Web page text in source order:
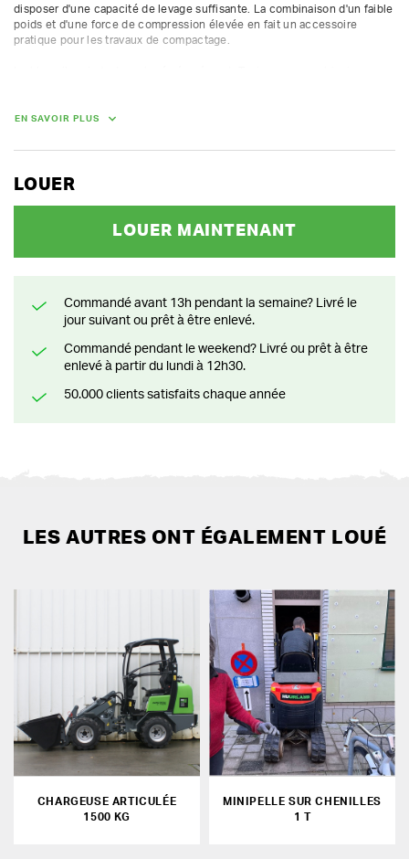
disposer d'une capacité de levage suffisante. La combinaison d'un faible
poids et d'une force de compression élevée en fait un accessoire
pratique pour les travaux de compactage.
Suspension : CW05
Poids sans plaque supérieure : 150 kg
Fréquence : 2200 tr/min
EN SAVOIR PLUS
LOUER
LOUER MAINTENANT
Commandé avant 13h pendant la semaine? Livré le
jour suivant ou prêt à être enlevé.
Commandé pendant le weekend? Livré ou prêt à être
enlevé à partir du lundi à 12h30.
50.000 clients satisfaits chaque année
LES AUTRES ONT ÉGALEMENT LOUÉ
CHARGEUSE ARTICULÉE
1500 KG
MINIPELLE SUR CHENILLES
1 T